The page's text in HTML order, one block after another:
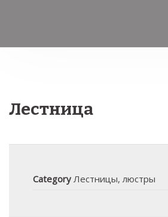
Лестница
Category Лестницы, люстры